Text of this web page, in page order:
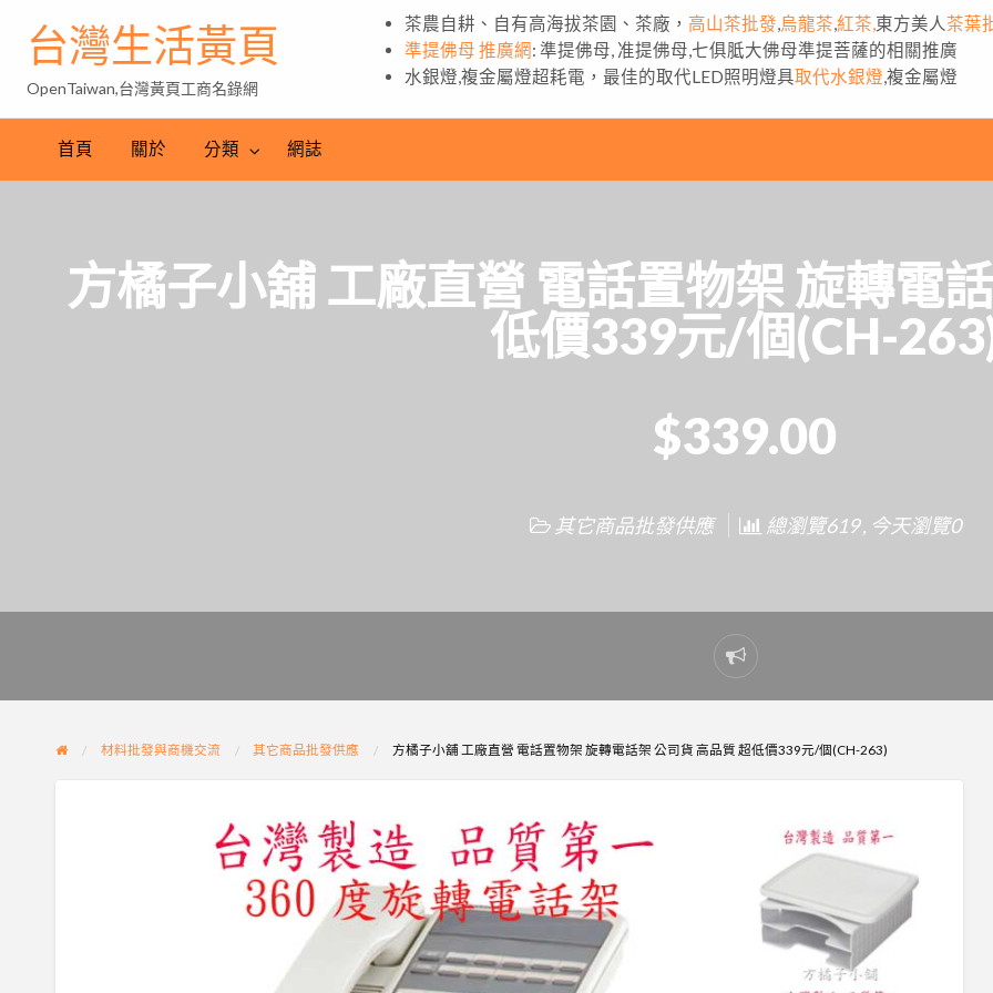
台灣生活黃頁
OpenTaiwan,台灣黃頁工商名錄網
茶農自耕、自有高海拔茶園、茶廠， 高山茶批發 烏龍茶 紅茶, 東方美人 茶葉
準提佛母 推廣網: 準提佛母, 准提佛母,七俱胝大佛母準提菩薩的相關推廣
水銀燈,複金屬燈超耗電，最佳的取代LED照明燈具取代水銀燈 ,複金屬燈
首頁 關於 分類 網誌
方橘子小舖 工廠直營 電話置物架 旋轉電
低價339元/個(CH-
$339.00
其它商品批發供應 總瀏覽619 , 今天瀏覽0
Report
problem
材料批發與商機交流 其它商品批發供應 方橘子小舖 工廠直營 電話置物架 旋轉電話架 公司貨 高品質 超低價339元/個(CH-263)